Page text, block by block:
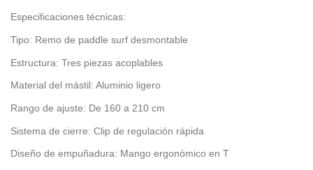
Especificaciones técnicas:
Tipo: Remo de paddle surf desmontable
Estructura: Tres piezas acoplables
Material del mástil: Aluminio ligero
Rango de ajuste: De 160 a 210 cm
Sistema de cierre: Clip de regulación rápida
Diseño de empuñadura: Mango ergonómico en T